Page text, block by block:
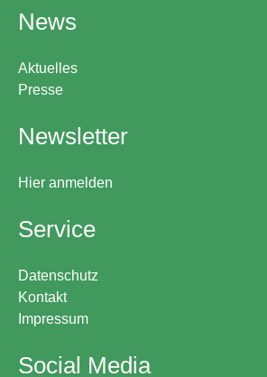
News
Aktuelles
Presse
Newsletter
Hier anmelden
Service
Datenschutz
Kontakt
Impressum
Social Media